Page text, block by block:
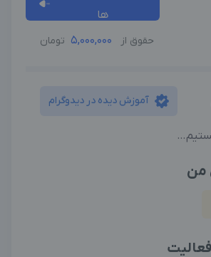
ها
حقوق از 5,000,000 تومان
آموزش دیده در دیدوگرام
من